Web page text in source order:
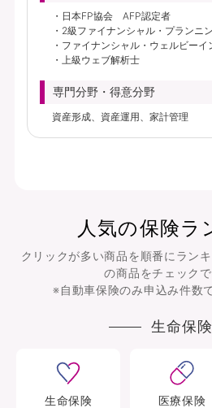
日本FP協会 AFP認定者
2級ファイナンシャル・プランニ
ファイナンシャル・ウェルビーイ
上級ウェブ解析士
専門分野・得意分野
資産形成、資産運用、家計管理
人気の保険ラ
クリックが多い商品を順番にラン
の商品をチェックで
※自動車保険のみ申込み件数
生命保険
生命保険 医療保険